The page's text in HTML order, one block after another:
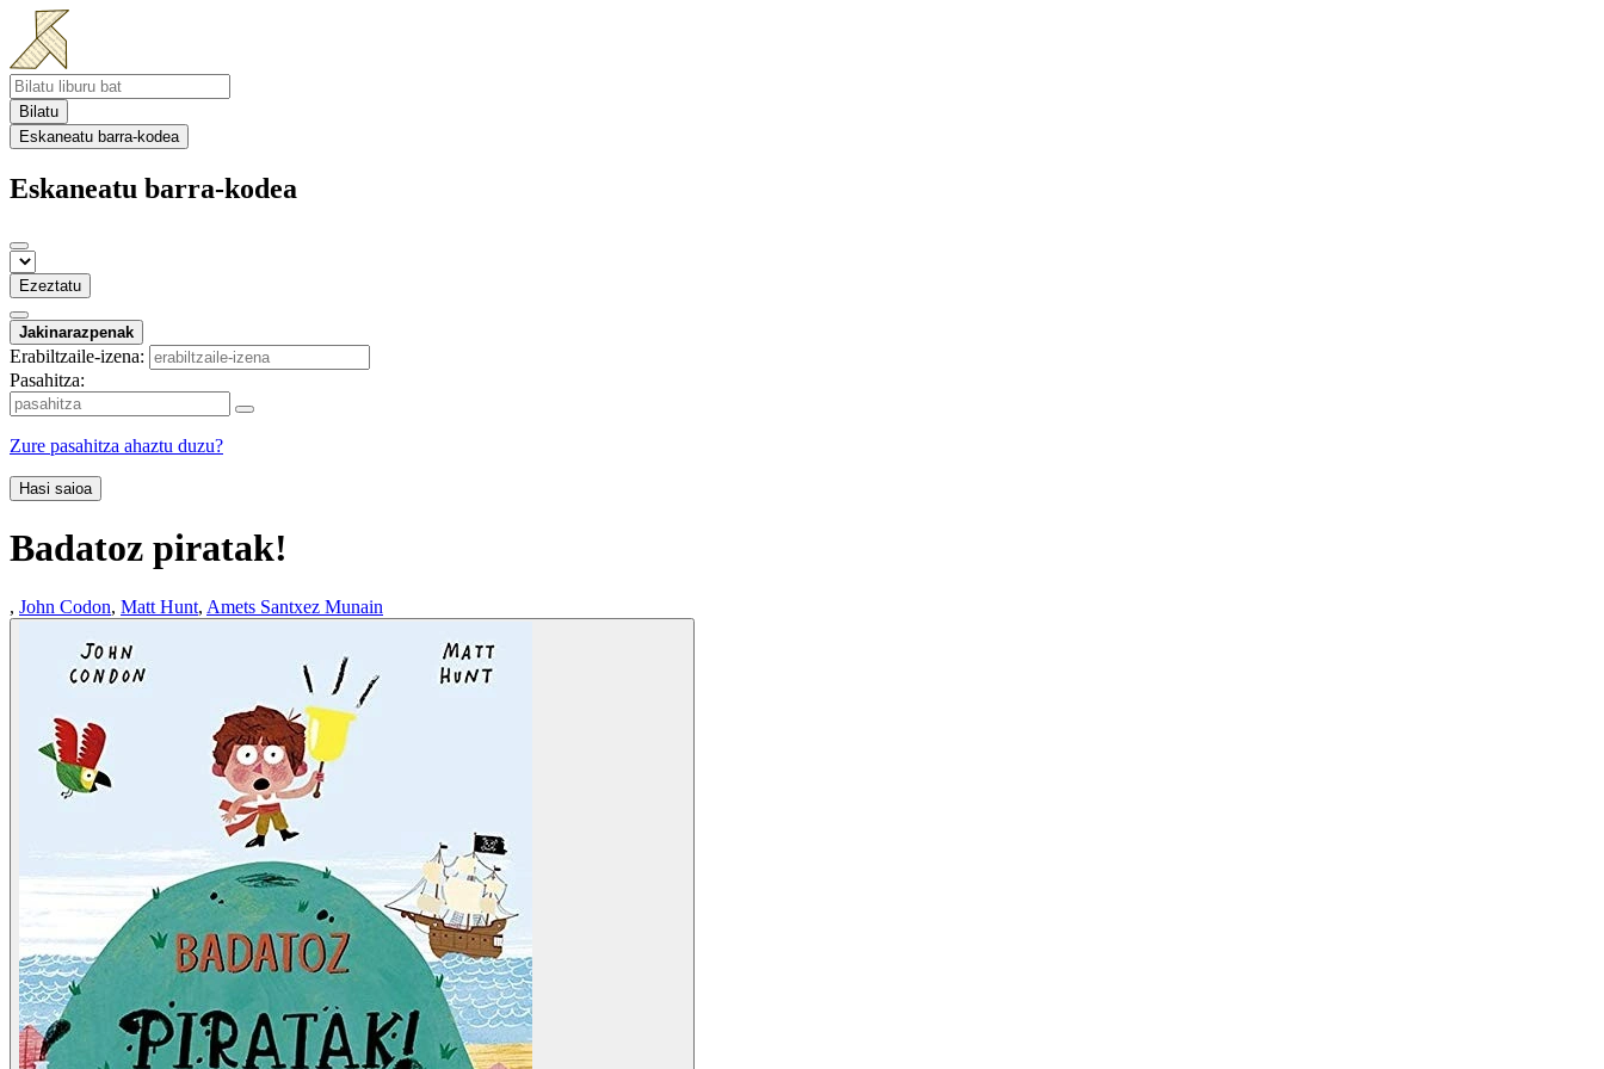
Bilatu
Eskaneatu barra-kodea
Eskaneatu barra-kodea
Ezeztatu
Jakinarazpenak
Erabiltzaile-izena:
Pasahitza:
Zure pasahitza ahaztu duzu?
Hasi saioa
Badatoz piratak!
, John Codon, Matt Hunt, Amets Santxez Munain